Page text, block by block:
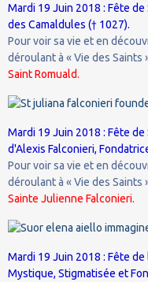
Mardi 19 Juin 2018 : Fête
des Camaldules († 1027).
Pour voir sa vie et en
déroulant à « Vie des Saints
Saint Romuald.
Mardi 19 Juin 2018 : Fête
d'Alexis Falconieri,
Pour voir sa vie et en
déroulant à « Vie des Saints
Sainte Julienne Falconieri.
Mardi 19 Juin 2018 : Fête
Mystique, Stigmatisée et